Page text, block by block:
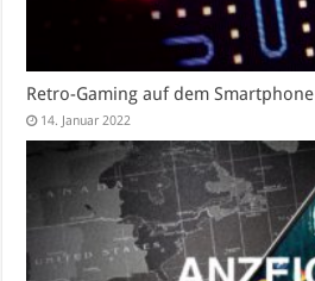
Retro-Gaming auf dem Smartphone
14. Januar 2022